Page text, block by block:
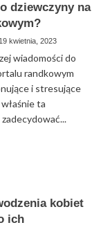
dziewczyny na
19 kwietnia, 2023
wiadomości do
randkowym
i stresujące
ta
kobiet
ich